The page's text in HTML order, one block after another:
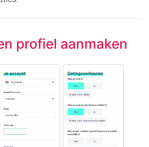
profiel aanmaken